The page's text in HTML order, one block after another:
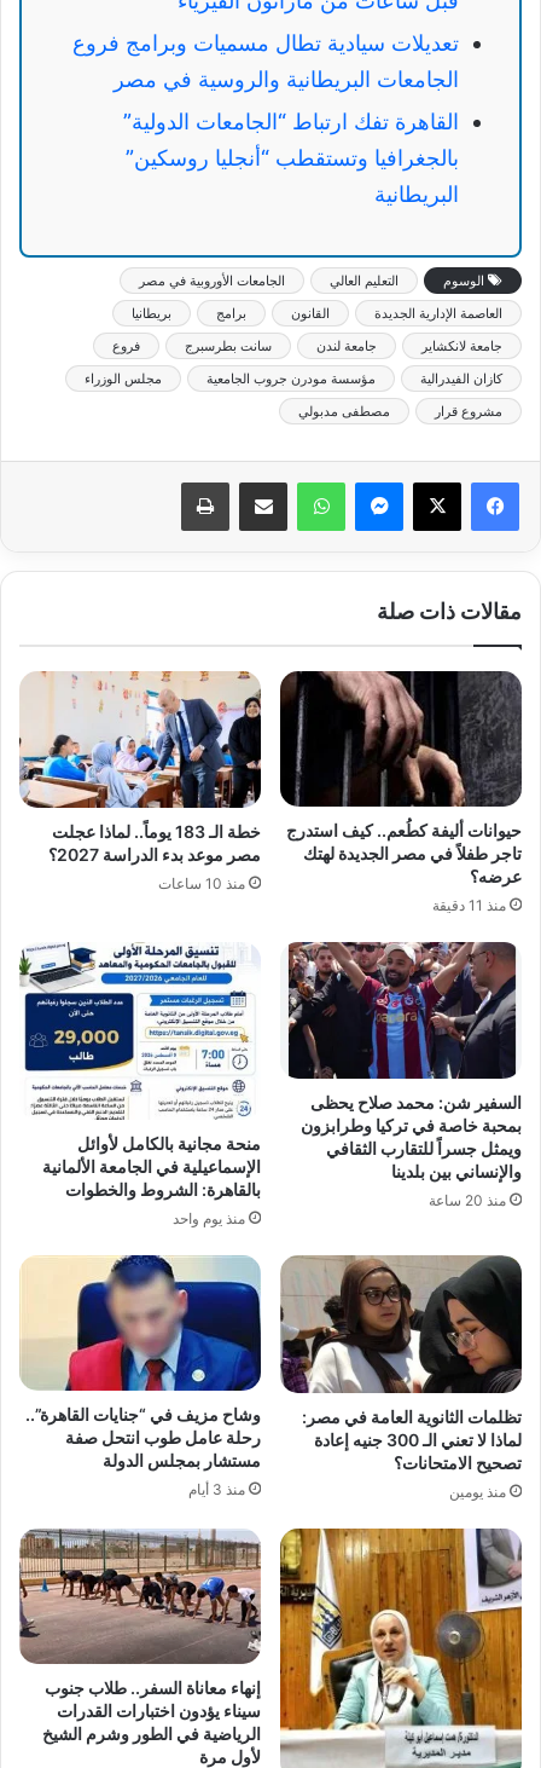
تعديلات سيادية تطال مسميات وبرامج فروع
الجامعات البريطانية والروسية في مصر
القاهرة تفك ارتباط “الجامعات الدولية”
بالجغرافيا وتستقطب “أنجليا روسكين”
البريطانية
الوسوم التعليم العالي
الجامعات الأوروبية في مصر
العاصمة الإدارية الجديدة
القانون برامج
بريطانيا
جامعة لانكشاير
جامعة لندن سانت بطرسبرج
فروع
كازان الفيدرالية
مؤسسة مودرن جروب الجامعية
مجلس الوزراء
مشروع قرار
مصطفى مدبولي
ماسنجر واتساب مشاركة عبر البريد طباعة
مقالات ذات صلة
حيوانات أليفة كطُعم.. كيف استدرج
تاجر طفلاً في مصر الجديدة لهتك
عرضه؟
منذ 11 دقيقة
خطة الـ 183 يوماً.. لماذا عجلت
مصر موعد بدء الدراسة 2027؟
منذ 10 ساعات
السفير شن: محمد صلاح يحظى
بمحبة خاصة في تركيا وطرابزون
ويمثل جسراً للتقارب الثقافي
والإنساني بين بلدينا
منذ 20 ساعة
منحة مجانية بالكامل لأوائل
الإسماعيلية في الجامعة الألمانية
بالقاهرة: الشروط والخطوات
منذ يوم واحد
تظلمات الثانوية العامة في مصر:
لماذا لا تعني الـ 300 جنيه إعادة
تصحيح الامتحانات؟
منذ يومين
وشاح مزيف في “جنايات القاهرة”..
رحلة عامل طوب انتحل صفة
مستشار بمجلس الدولة
منذ 3 أيام
إنهاء معاناة السفر.. طلاب جنوب
سيناء يؤدون اختبارات القدرات
الرياضية في الطور وشرم الشيخ
لأول مرة